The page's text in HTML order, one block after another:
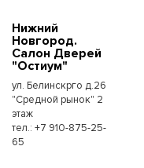
Нижний
Новгород.
Салон Дверей
"Остиум"
ул. Белинскрго д.26
"Средной рынок" 2
этаж
тел.: +7 910-875-25-
65